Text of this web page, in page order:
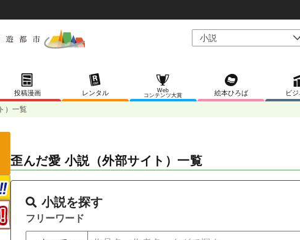
投稿漫画 レンタル
Web
コンテンツ大賞
絵本ひろば ビ
）一覧
歪んだ愛 小説（外部サイト）一覧
小説を探す
フリーワード